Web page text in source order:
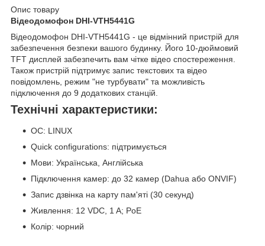
Опис товару
Відеодомофон DHI-VTH5441G
Відеодомофон DHI-VTH5441G - це відмінний пристрій для
забезпечення безпеки вашого будинку. Його 10-дюймовий
TFT дисплей забезпечить вам чітке відео спостереження.
Також пристрій підтримує запис текстових та відео
повідомлень, режим "не турбувати" та можливість
підключення до 9 додаткових станцій.
Технічні характеристики:
ОС: LINUX
Quick configurations: підтримується
Мови: Українська, Англійська
Підключення камер: до 32 камер (Dahua або ONVIF)
Запис дзвінка на карту пам'яті (30 секунд)
Живлення: 12 VDC, 1 A; PoE
Колір: чорний